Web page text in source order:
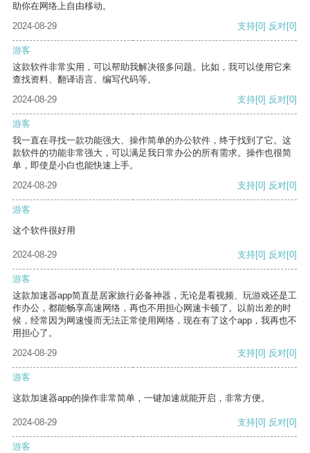
助你在网络上自由移动。
2024-08-29
支持[0] 反对[0]
游客
这款软件非常实用，可以帮助我解决很多问题。比如，我可以使用它来
查找资料、翻译语言、编写代码等。
2024-08-29
支持[0] 反对[0]
游客
我一直在寻找一款功能强大、操作简单的办公软件，终于找到了它。这
款软件的功能非常强大，可以满足我日常办公的所有需求。操作也很简
单，即使是小白也能快速上手。
2024-08-29
支持[0] 反对[0]
游客
这个软件很好用
2024-08-29 支持[0] 反对[0]
游客
这款加速器app简直是居家旅行必备神器，无论是看视频、玩游戏还是工
作办公，都能畅享高速网络，再也不用担心网速卡顿了。以前出差的时
候，经常因为网速慢而无法正常使用网络，现在有了这个app，我再也不
用担心了。
2024-08-29
支持[0] 反对[0]
游客
这款加速器app的操作非常简单，一键加速就能开启，非常方便。
2024-08-29 支持[0] 反对[0]
游客